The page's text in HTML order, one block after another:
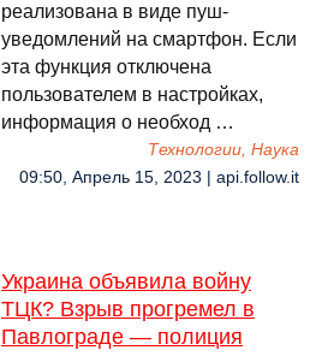
реализована в виде пуш-
уведомлений на смартфон. Если
эта функция отключена
пользователем в настройках,
информация о необход …
Технологии, Наука
09:50, Апрель 15, 2023 | api.follow.it
Украина объявила войну
ТЦК? Взрыв прогремел в
Павлограде — полиция